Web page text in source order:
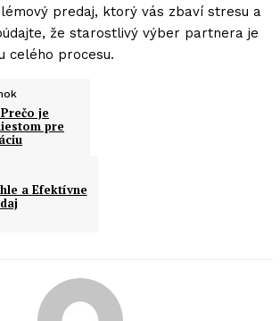
predaj, ktorý vás zbaví stresu a
že starostlivý výber partnera je
celého procesu.
je
pre
a Efektívne